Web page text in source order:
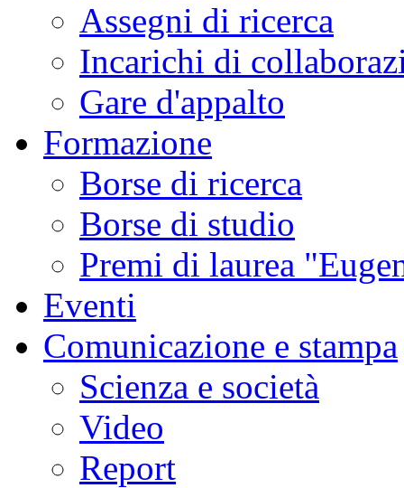
Assegni di ricerca
Incarichi di
Gare d'appalto
Formazione
Borse di ricerca
Borse di studio
Premi di laurea
Eventi
Comunicazione e stampa
Scienza e società
Video
Report